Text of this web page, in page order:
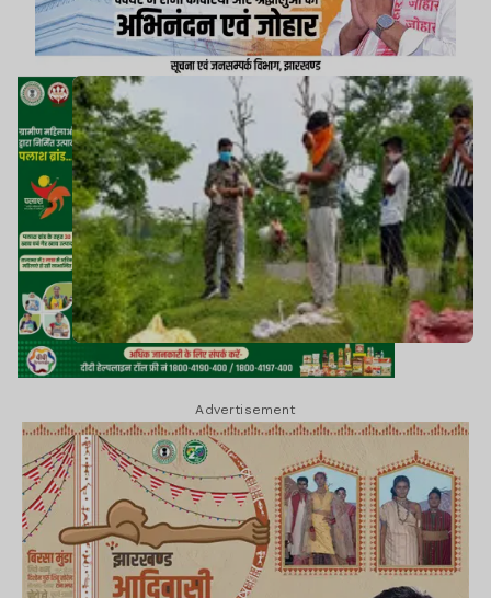
Advertisement